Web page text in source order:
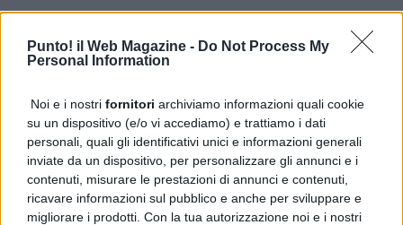
Punto! il Web Magazine - Do Not Process My
Personal Information
Noi e i nostri fornitori archiviamo informazioni quali cookie
su un dispositivo (e/o vi accediamo) e trattiamo i dati
personali, quali gli identificativi unici e informazioni generali
inviate da un dispositivo, per personalizzare gli annunci e i
contenuti, misurare le prestazioni di annunci e contenuti,
ricavare informazioni sul pubblico e anche per sviluppare e
migliorare i prodotti. Con la tua autorizzazione noi e i nostri